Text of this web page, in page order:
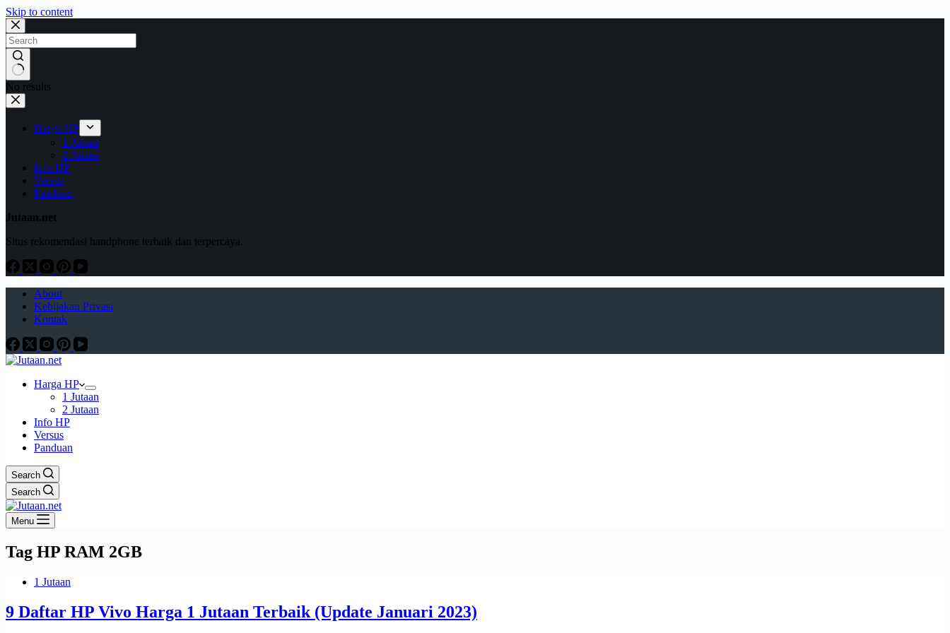
Skip to content
No results
Harga HP
1 Jutaan
2 Jutaan
Info HP
Versus
Panduan
Jutaan.net
Situs rekomendasi handphone terbaik dan terpercaya.
About
Kebijakan Privasi
Kontak
Harga HP
1 Jutaan
2 Jutaan
Info HP
Versus
Panduan
Search
Search
Menu
Tag HP RAM 2GB
1 Jutaan
9 Daftar HP Vivo Harga 1 Jutaan Terbaik (Update Januari 2023)